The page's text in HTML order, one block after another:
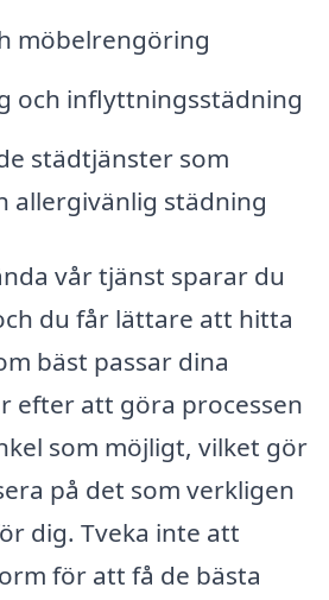
möbelrengöring
och inflyttningsstädning
städtjänster som
allergivänlig städning
vår tjänst sparar du
du får lättare att hitta
bäst passar dina
efter att göra processen
som möjligt, vilket gör
på det som verkligen
dig. Tveka inte att
för att få de bästa